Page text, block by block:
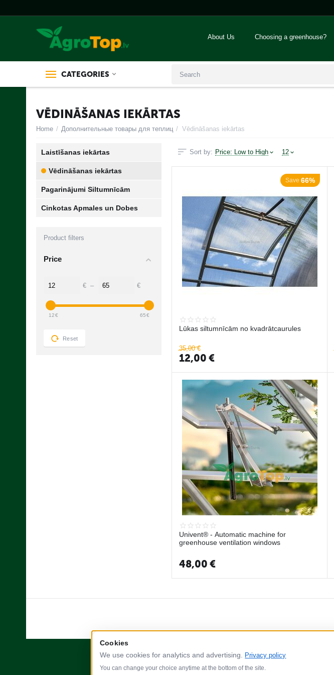
About Us Choosing a greenhouse?
CATEGORIES
VĒDINĀŠANAS IEKĀRTAS
Home / Дополнительные товары для теплиц / Vēdināšanas iekārtas
Sort by: Price: Low to High 12
Save 66%
Lūkas siltumnīcām no kvadrātcaurules
35,00 €
12,00 €
Univent® - Automatic machine for
greenhouse ventilation windows
48,00 €
Laistīšanas iekārtas
Vēdināšanas iekārtas
Pagarinājumi Siltumnīcām
Cinkotas Apmales un Dobes
Product filters
Price
€ – €
12€ 65€
Reset
Cookies
We use cookies for analytics and advertising.
Privacy policy
You can change your choice anytime at the bottom of the site.